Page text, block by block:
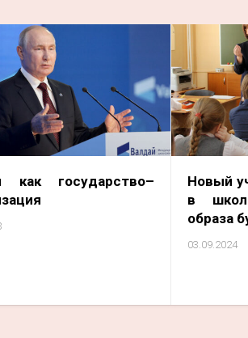
как государство–
Новый
в
образа
03.09.2024